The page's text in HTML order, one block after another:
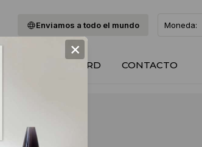
Enviamos a todo el mundo Moneda:
GIFT CARD CONTACTO
×